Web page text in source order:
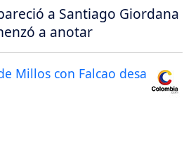
a Santiago Giordana
a anotar